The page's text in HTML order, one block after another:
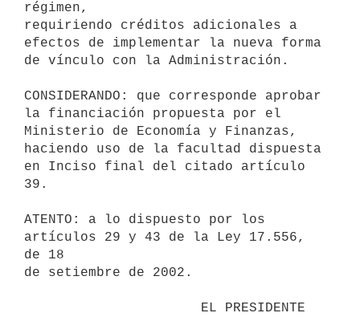
régimen,
requiriendo créditos adicionales a
efectos de implementar la nueva forma
de vínculo con la Administración.
CONSIDERANDO: que corresponde aprobar
la financiación propuesta por el
Ministerio de Economía y Finanzas,
haciendo uso de la facultad dispuesta
en Inciso final del citado artículo
39.
ATENTO: a lo dispuesto por los
artículos 29 y 43 de la Ley 17.556,
de 18
de setiembre de 2002.